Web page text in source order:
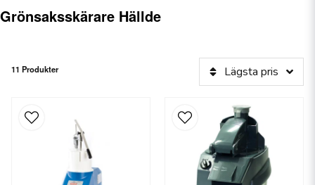
Grönsaksskärare Hällde
11 Produkter Lägsta pris